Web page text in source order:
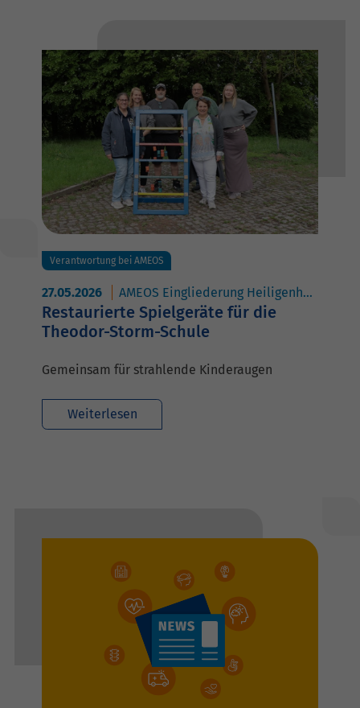
Verantwortung bei AMEOS
27.05.2026 AMEOS Eingliederung Heiligenhafen
Restaurierte Spielgeräte für die
Theodor-Storm-Schule
Gemeinsam für strahlende Kinderaugen
Weiterlesen